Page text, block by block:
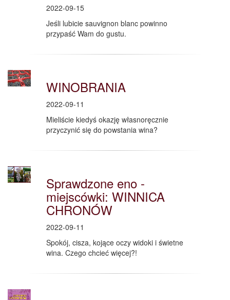
2022-09-15
Jeśli lubicie sauvignon blanc powinno
przypaść Wam do gustu.
WINOBRANIA
2022-09-11
Mieliście kiedyś okazję własnoręcznie
przyczynić się do powstania wina?
Sprawdzone eno -
miejscówki: WINNICA
CHRONÓW
2022-09-11
Spokój, cisza, kojące oczy widoki i świetne
wina. Czego chcieć więcej?!